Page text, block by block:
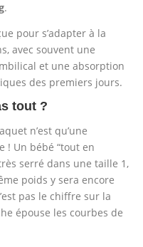
.
pour s’adapter à la
avec souvent une
et une absorption
des premiers jours.
tout ?
n’est qu’une
! Un bébé “tout en
serré dans une taille 1,
poids y sera encore
pas le chiffre sur la
épouse les courbes de